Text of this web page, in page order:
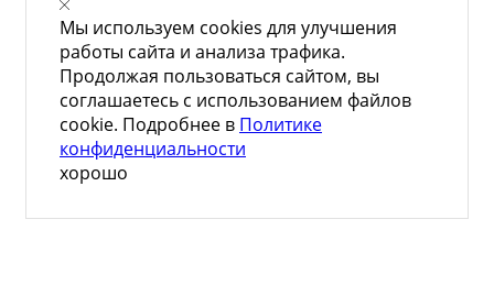
Мы используем cookies для улучшения
работы сайта и анализа трафика.
Продолжая пользоваться сайтом, вы
соглашаетесь с использованием файлов
cookie. Подробнее в Политике
конфиденциальности
хорошо